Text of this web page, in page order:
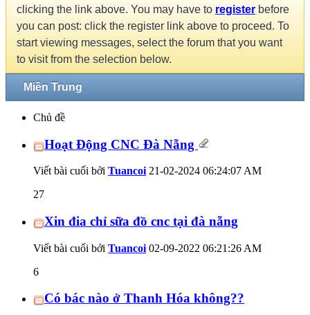
clicking the link above. You may have to register before
you can post: click the register link above to proceed. To
start viewing messages, select the forum that you want
to visit from the selection below.
Miền Trung
Chủ đề
Hoạt Động CNC Đà Nẵng
Viết bài cuối bởi Tuancoi 21-02-2024 06:24:07 AM
27
Xin đia chỉ sữa đồ cnc tại đà nẵng
Viết bài cuối bởi Tuancoi 02-09-2022 06:21:26 AM
6
Có bác nào ở Thanh Hóa không??